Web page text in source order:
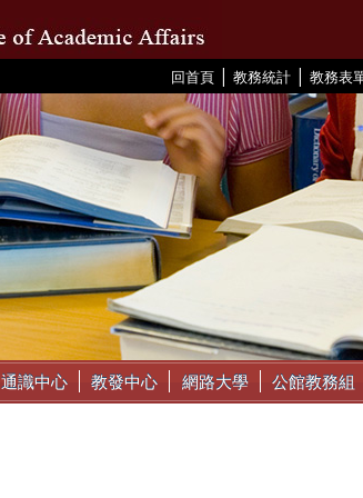
回首頁 | 教務統計 | 教務表
通識中心 教發中心 網路大學 公館教務組